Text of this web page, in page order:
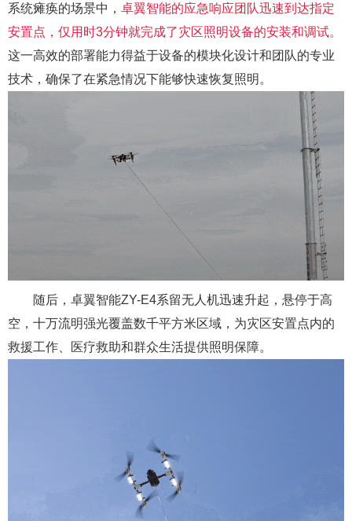
系统瘫痪的场景中， 卓翼智能的应急响应团队迅速到达指定
安置点，仅用时3分钟就完成了灾区照明设备的安装和调试。
这一高效的部署能力得益于设备的模块化设计和团队的专业
技术，确保了在紧急情况下能够快速恢复照明。
随后，卓翼智能ZY-E4系留无人机迅速升起，悬停于高
空，十万流明强光覆盖数千平方米区域，为灾区安置点内的
救援工作、医疗救助和群众生活提供照明保障。